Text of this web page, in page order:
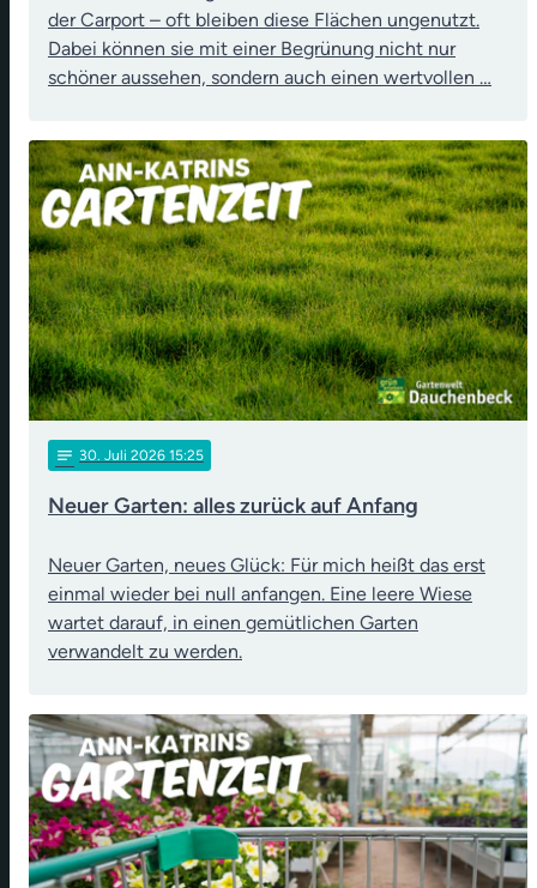
der Carport – oft bleiben diese Flächen ungenutzt.
Dabei können sie mit einer Begrünung nicht nur
schöner aussehen, sondern auch einen wertvollen …
notes 30 . Juli 2026 15:25
Neuer Garten: alles zurück auf Anfang
Neuer Garten, neues Glück: Für mich heißt das erst
einmal wieder bei null anfangen. Eine leere Wiese
wartet darauf, in einen gemütlichen Garten
verwandelt zu werden.